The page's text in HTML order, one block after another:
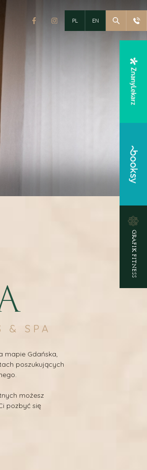
PL EN
GRAFIK FITNESS
& SPA
mapie Gdańska,
poszukujących
możesz
pozbyć się